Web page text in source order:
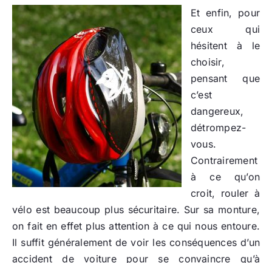
Et enfin, pour
ceux qui
hésitent à le
choisir,
pensant que
c’est
dangereux,
détrompez-
vous.
Contrairement
à ce qu’on
croit, rouler à
vélo est beaucoup plus sécuritaire. Sur sa monture,
on fait en effet plus attention à ce qui nous entoure.
Il suffit généralement de voir les conséquences d’un
accident de voiture pour se convaincre qu’à